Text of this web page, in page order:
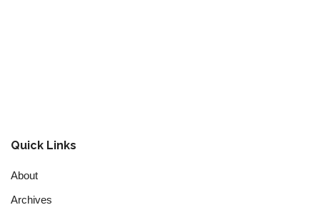
Quick Links
About
Archives